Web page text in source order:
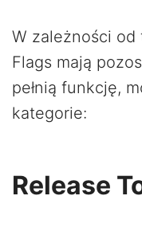
W zależności od
Flags mają
pełnią funkcję,
kategorie:
Release